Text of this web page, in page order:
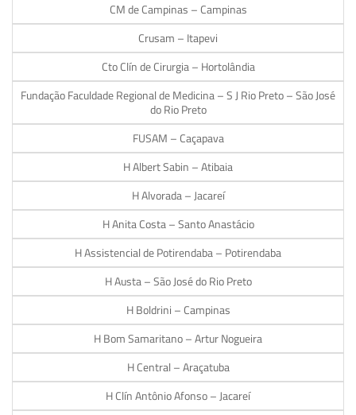
CM de Campinas – Campinas
Crusam – Itapevi
Cto Clín de Cirurgia – Hortolândia
Fundação Faculdade Regional de Medicina – S J Rio Preto – São José
do Rio Preto
FUSAM – Caçapava
H Albert Sabin – Atibaia
H Alvorada – Jacareí
H Anita Costa – Santo Anastácio
H Assistencial de Potirendaba – Potirendaba
H Austa – São José do Rio Preto
H Boldrini – Campinas
H Bom Samaritano – Artur Nogueira
H Central – Araçatuba
H Clín Antônio Afonso – Jacareí